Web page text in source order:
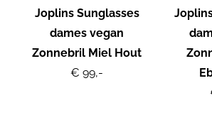
Joplins Sunglasses
dames vegan
Zonnebril Miel Hout
€ 99,-